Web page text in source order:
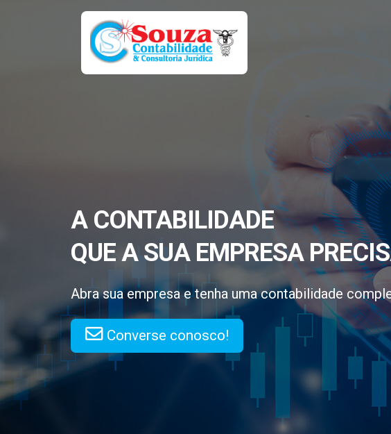
A CONTABILIDADE
QUE A SUA EMPRESA
Abra sua empresa e tenha uma contabilidade
Converse conosco!